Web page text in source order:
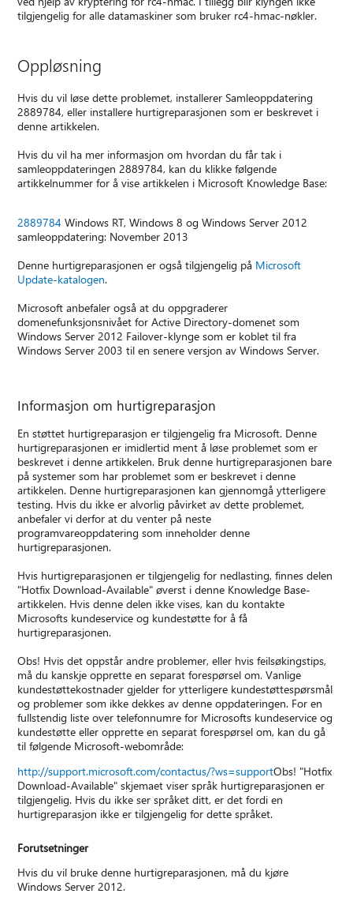
tilgjengelig for alle datamaskiner som bruker rc4-hmac-nøkler.
Oppløsning
Hvis du vil løse dette problemet, installerer Samleoppdatering
2889784, eller installere hurtigreparasjonen som er beskrevet i
denne artikkelen.
Hvis du vil ha mer informasjon om hvordan du får tak i
samleoppdateringen 2889784, kan du klikke følgende
artikkelnummer for å vise artikkelen i Microsoft Knowledge Base:
2889784 Windows RT, Windows 8 og Windows Server 2012
samleoppdatering: November 2013
Denne hurtigreparasjonen er også tilgjengelig på Microsoft
Update-katalogen.
Microsoft anbefaler også at du oppgraderer
domenefunksjonsnivået for Active Directory-domenet som
Windows Server 2012 Failover-klynge som er koblet til fra
Windows Server 2003 til en senere versjon av Windows Server.
Informasjon om hurtigreparasjon
En støttet hurtigreparasjon er tilgjengelig fra Microsoft. Denne
hurtigreparasjonen er imidlertid ment å løse problemet som er
beskrevet i denne artikkelen. Bruk denne hurtigreparasjonen bare
på systemer som har problemet som er beskrevet i denne
artikkelen. Denne hurtigreparasjonen kan gjennomgå ytterligere
testing. Hvis du ikke er alvorlig påvirket av dette problemet,
anbefaler vi derfor at du venter på neste
programvareoppdatering som inneholder denne
hurtigreparasjonen.
Hvis hurtigreparasjonen er tilgjengelig for nedlasting, finnes delen
"Hotfix Download-Available" øverst i denne Knowledge Base-
artikkelen. Hvis denne delen ikke vises, kan du kontakte
Microsofts kundeservice og kundestøtte for å få
hurtigreparasjonen.
Obs! Hvis det oppstår andre problemer, eller hvis feilsøkingstips,
må du kanskje opprette en separat forespørsel om. Vanlige
kundestøttekostnader gjelder for ytterligere kundestøttespørsmål
og problemer som ikke dekkes av denne oppdateringen. For en
fullstendig liste over telefonnumre for Microsofts kundeservice og
kundestøtte eller opprette en separat forespørsel om, kan du gå
til følgende Microsoft-webområde:
http://support.microsoft.com/contactus/?ws=supportObs! "Hotfix
Download-Available" skjemaet viser språk hurtigreparasjonen er
tilgjengelig. Hvis du ikke ser språket ditt, er det fordi en
hurtigreparasjon ikke er tilgjengelig for dette språket.
Forutsetninger
Hvis du vil bruke denne hurtigreparasjonen, må du kjøre
Windows Server 2012.